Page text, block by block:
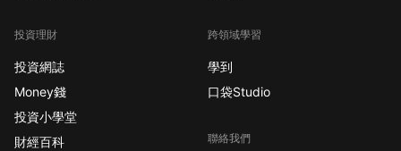
投資理財
投資網誌
Money錢
投資小學堂
財經百科
跨領域學習
學到
口袋Studio
聯絡我們